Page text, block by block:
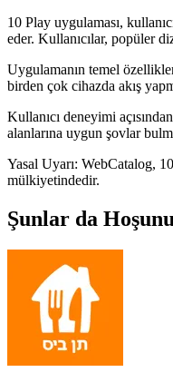
10 Play uygulaması,
eder. Kullanıcılar, popüler
Uygulamanın temel
birden çok cihazda akış
Kullanıcı deneyimi
alanlarına uygun şovlar
Yasal Uyarı: WebCatalog,
mülkiyetindedir.
Şunlar da